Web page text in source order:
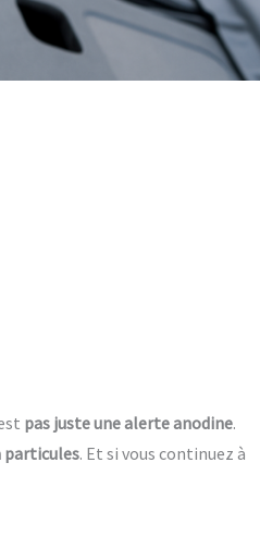
pas juste une alerte anodine.
. Et si vous continuez à